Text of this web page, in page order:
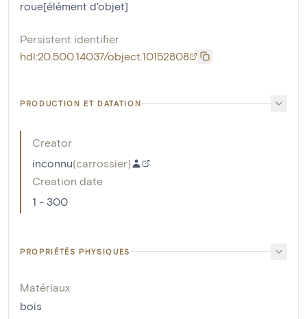
roue[élément d'objet]
Persistent identifier
hdl:20.500.14037/object.10152808
PRODUCTION ET DATATION
Creator
inconnu(carrossier)
Creation date
1 - 300
PROPRIÉTÉS PHYSIQUES
Matériaux
bois